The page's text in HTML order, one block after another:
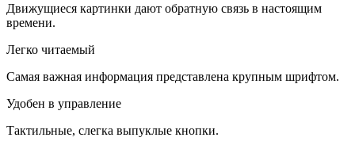
Движущиеся картинки дают обратную связь в настоящим
времени.
Легко читаемый
Самая важная информация представлена крупным шрифтом.
Удобен в управление
Тактильные, слегка выпуклые кнопки.